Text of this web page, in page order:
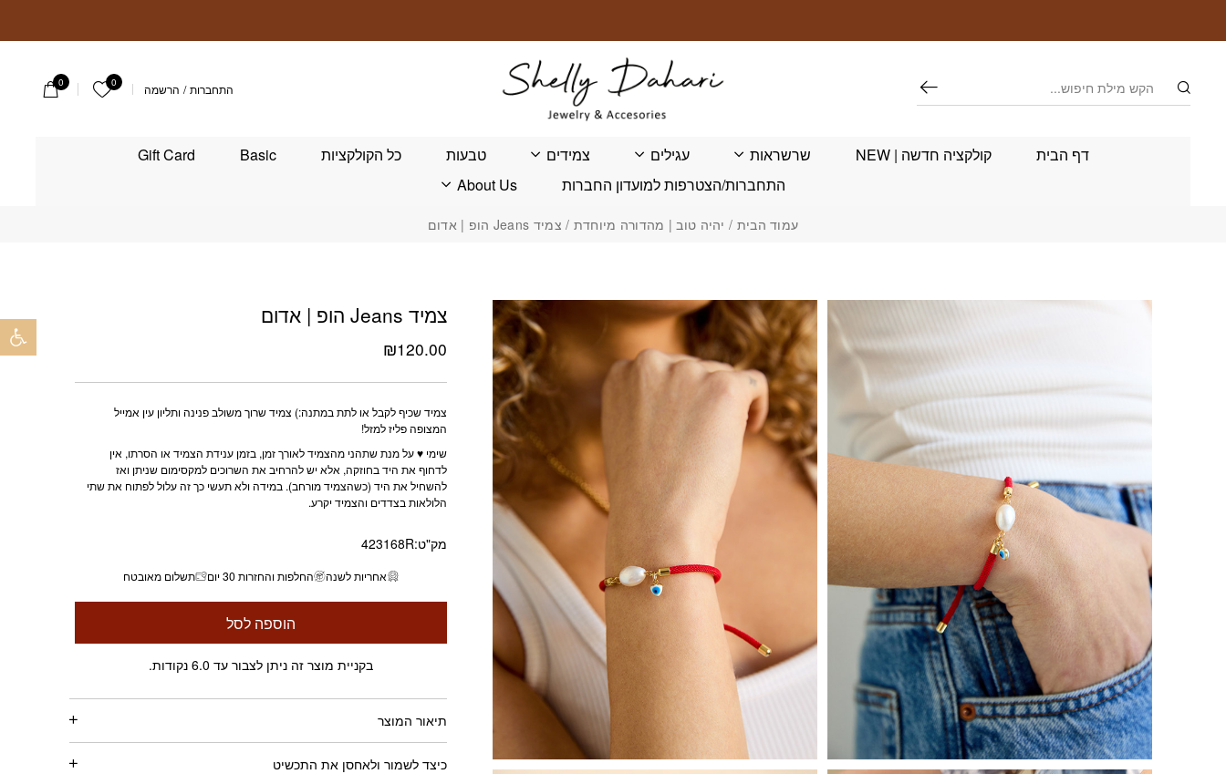
התחברות / הרשמה 0 הרשימה שלי
0 חיפוש
דף הבית קולקציה חדשה | NEW שרשראות עגילים צמידים טבעות כל הקולקציות Basic
Gift Card
התחברות/הצטרפות למועדון החברות
About Us
עמוד הבית / יהיה טוב | מהדורה מיוחדת / צמיד Jeans הופ | אדום
צמיד Jeans הופ | אדום
₪120.00
צמיד שכיף לקבל או לתת במתנה:) צמיד שרוך משולב פנינהותליון עין אמייל
המצופה פליז למזל!
שימי ♥ על מנת שתהני מהצמיד לאורך זמן, בזמן ענידת הצמיד או הסרתו, אין
לדחוף את היד בחוזקה, אלא יש להרחיב את השרוכים למקסימום שניתן ואז
להשחיל את היד (כשהצמיד מורחב). במידה ולא תעשי כך זה עלול לפתוח את שתי
הלולאות בצדדים והצמיד יקרע.
מק"ט:423168R
אחריות לשנה החלפות והחזרות 30 יום תשלום מאובטח
הוספה לסל
בקניית מוצר זה ניתן לצבור עד 6.0 נקודות.
תיאור המוצר
כיצד לשמור ולאחסן את התכשיט